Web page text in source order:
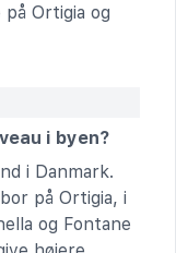
Ortigia og
i byen?
i Danmark.
på Ortigia, i
og Fontane